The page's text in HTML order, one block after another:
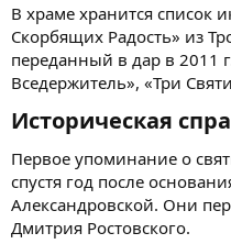
В храме хранится список
Скорбящих Радость» из
переданный в дар в 2011
Вседержитель», «Три
Историческая
Первое упоминание о
спустя год после
Александровской. Они
Дмитрия Ростовского.